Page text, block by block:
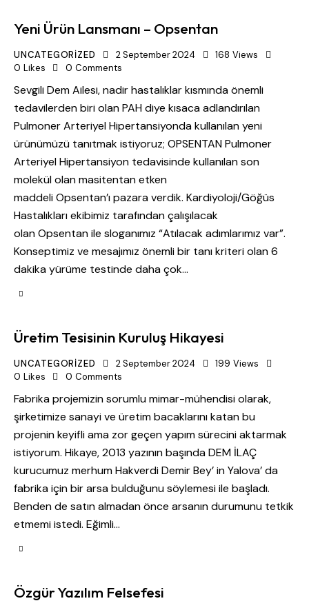
Yeni Ürün Lansmanı – Opsentan
UNCATEGORIZED 2 September 2024 168 Views
0 Likes 0 Comments
Sevgili Dem Ailesi, nadir hastalıklar kısmında önemli
tedavilerden biri olan PAH diye kısaca adlandırılan
Pulmoner Arteriyel Hipertansiyonda kullanılan yeni
ürünümüzü tanıtmak istiyoruz; OPSENTAN Pulmoner
Arteriyel Hipertansiyon tedavisinde kullanılan son
molekül olan masitentan etken
maddeli Opsentan’ı pazara verdik. Kardiyoloji/Göğüs
Hastalıkları ekibimiz tarafından çalışılacak
olan Opsentan ile sloganımız “Atılacak adımlarımız var”.
Konseptimiz ve mesajımız önemli bir tanı kriteri olan 6
dakika yürüme testinde daha çok…
Üretim Tesisinin Kuruluş Hikayesi
UNCATEGORIZED 2 September 2024 199 Views
0 Likes 0 Comments
Fabrika projemizin sorumlu mimar-mühendisi olarak,
şirketimize sanayi ve üretim bacaklarını katan bu
projenin keyifli ama zor geçen yapım sürecini aktarmak
istiyorum. Hikaye, 2013 yazının başında DEM İLAÇ
kurucumuz merhum Hakverdi Demir Bey’ in Yalova’ da
fabrika için bir arsa bulduğunu söylemesi ile başladı.
Benden de satın almadan önce arsanın durumunu tetkik
etmemi istedi. Eğimli…
Özgür Yazılım Felsefesi